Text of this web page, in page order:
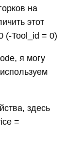
на
этот
(-Tool_id = 0)
я могу
здесь
=